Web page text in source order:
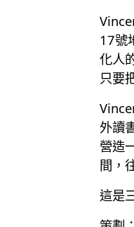
17號
化人
只要
外讀
營造
間，
這是